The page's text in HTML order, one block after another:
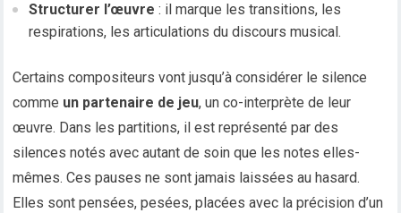
Structurer l’œuvre : il marque les transitions, les
respirations, les articulations du discours musical.
Certains compositeurs vont jusqu’à considérer le silence
comme un partenaire de jeu, un co-interprète de leur
œuvre. Dans les partitions, il est représenté par des
silences notés avec autant de soin que les notes elles-
mêmes. Ces pauses ne sont jamais laissées au hasard.
Elles sont pensées, pesées, placées avec la précision d’un